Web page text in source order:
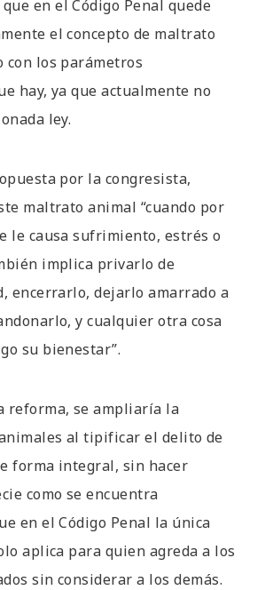
en el Código Penal quede
el concepto de maltrato
con los parámetros
hay, ya que actualmente no
ley.
por la congresista,
maltrato animal “cuando por
le causa sufrimiento, estrés o
implica privarlo de
encerrarlo, dejarlo amarrado a
y cualquier otra cosa
su bienestar”.
reforma, se ampliaría la
al tipificar el delito de
forma integral, sin hacer
como se encuentra
en el Código Penal la única
aplica para quien agreda a los
sin considerar a los demás.